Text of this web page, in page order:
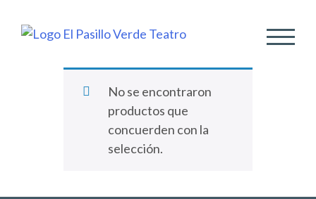
No se encontraron
productos que
concuerden con la
selección.